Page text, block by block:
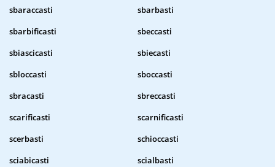
sbaraccasti
sbarbasti
sbarbificasti
sbeccasti
sbiascicasti
sbiecasti
sbloccasti
sboccasti
sbracasti
sbreccasti
scarificasti
scarnificasti
scerbasti
schioccasti
sciabicasti
scialbasti